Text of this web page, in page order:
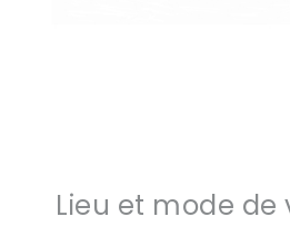
Lieu et mode de